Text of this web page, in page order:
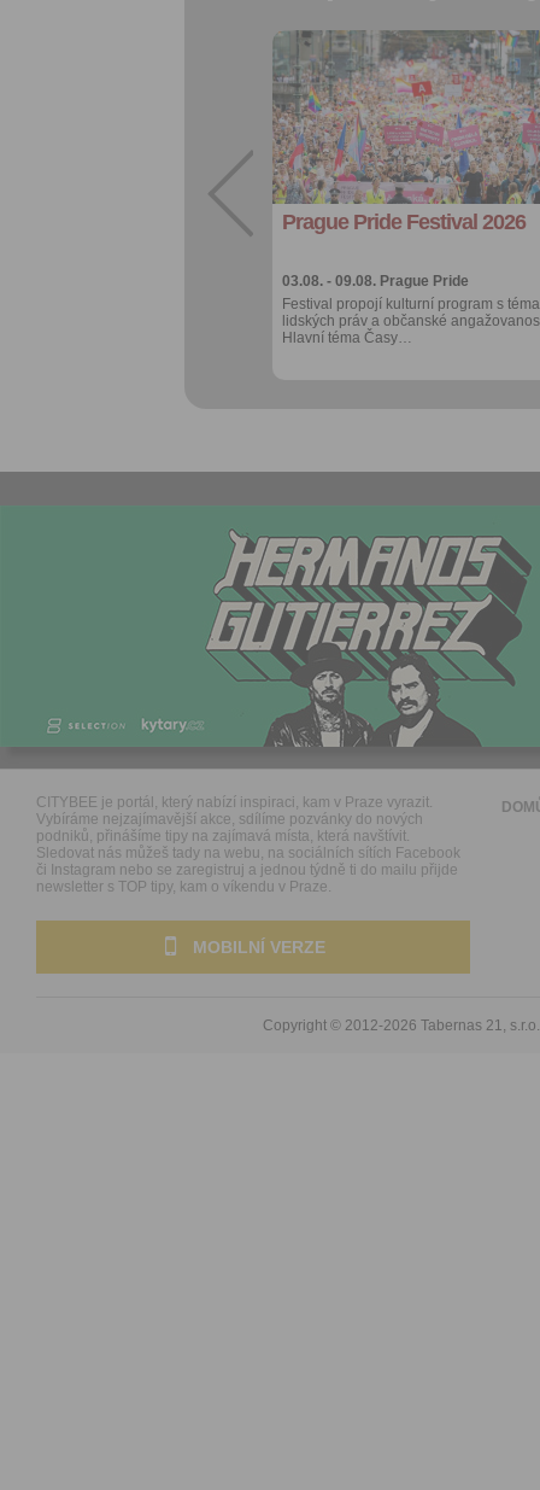
Prague Pride Festival 2026
03.08. - 09.08. Prague Pride
Festival propojí kulturní program s
lidských práv a občanské
Hlavní téma Časy…
Přidat do
oblíbených
Sdílet:
Facebook
export do
kalendáře
Více výhod pro
CITYBEE je portál, který nabízí inspiraci, kam v Praze vyrazit.
Vybíráme nejzajímavější akce, sdílíme pozvánky do nových
podniků, přinášíme tipy na zajímavá místa, která navštívit.
Sledovat nás můžeš tady na webu, na sociálních sítích Facebook
či Instagram nebo se zaregistruj a jednou týdně ti do mailu přijde
newsletter s TOP tipy, kam o víkendu v Praze.
MOBILNÍ VERZE
Copyright © 2012-2026 Tabernas 21, s.r.o.